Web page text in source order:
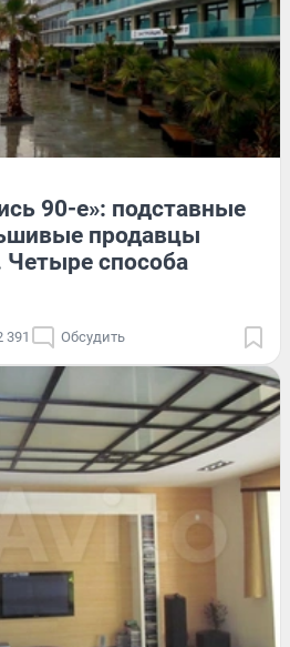
90-е»: подставные
продавцы
способа
391 Обсудить